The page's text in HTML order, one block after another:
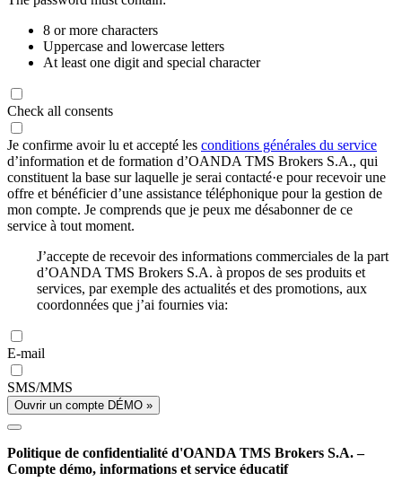
8 or more characters
Uppercase and lowercase letters
At least one digit and special character
Check all consents
Je confirme avoir lu et accepté les conditions générales du service
d’information et de formation d’OANDA TMS Brokers S.A., qui
constituent la base sur laquelle je serai contacté·e pour recevoir une
offre et bénéficier d’une assistance téléphonique pour la gestion de
mon compte. Je comprends que je peux me désabonner de ce
service à tout moment.
J’accepte de recevoir des informations commerciales de la part
d’OANDA TMS Brokers S.A. à propos de ses produits et
services, par exemple des actualités et des promotions, aux
coordonnées que j’ai fournies via:
E-mail
SMS/MMS
Ouvrir un compte DÉMO »
Politique de confidentialité d'OANDA TMS Brokers S.A. –
Compte démo, informations et service éducatif